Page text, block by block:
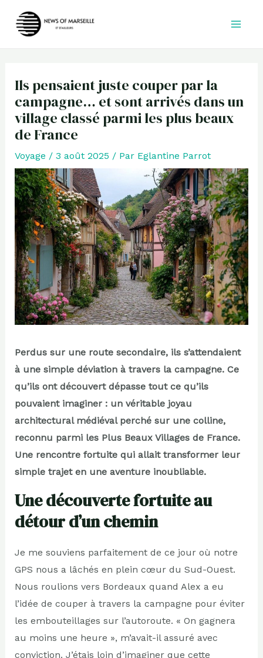
Ils pensaient juste couper par la
campagne… et sont arrivés dans un
village classé parmi les plus beaux
de France
Voyage / 3 août 2025 / Par Eglantine Parrot
Perdus sur une route secondaire, ils s’attendaient
à une simple déviation à travers la campagne. Ce
qu’ils ont découvert dépasse tout ce qu’ils
pouvaient imaginer : un véritable joyau
architectural médiéval perché sur une colline,
reconnu parmi les Plus Beaux Villages de France.
Une rencontre fortuite qui allait transformer leur
simple trajet en une aventure inoubliable.
Une découverte fortuite au
détour d’un chemin
Je me souviens parfaitement de ce jour où notre
GPS nous a lâchés en plein cœur du Sud-Ouest.
Nous roulions vers Bordeaux quand Alex a eu
l’idée de couper à travers la campagne pour éviter
les embouteillages sur l’autoroute. « On gagnera
au moins une heure », m’avait-il assuré avec
conviction. J’étais loin d’imaginer que cette